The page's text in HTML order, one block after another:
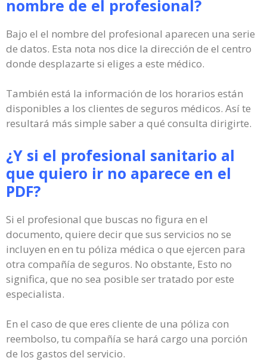
nombre de el profesional?
Bajo el el nombre del profesional aparecen una serie
de datos. Esta nota nos dice la dirección de el centro
donde desplazarte si eliges a este médico.
También está la información de los horarios están
disponibles a los clientes de seguros médicos. Así te
resultará más simple saber a qué consulta dirigirte.
¿Y si el profesional sanitario al
que quiero ir no aparece en el
PDF?
Si el profesional que buscas no figura en el
documento, quiere decir que sus servicios no se
incluyen en en tu póliza médica o que ejercen para
otra compañía de seguros. No obstante, Esto no
significa, que no sea posible ser tratado por este
especialista.
En el caso de que eres cliente de una póliza con
reembolso, tu compañía se hará cargo una porción
de los gastos del servicio.